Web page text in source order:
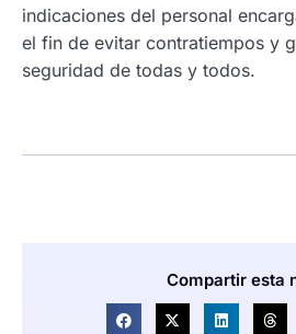
indicaciones del personal
el fin de evitar contratiempos y
seguridad de todas y todos.
Compartir esta